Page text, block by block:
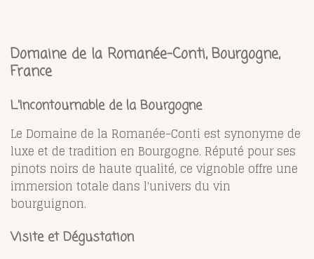
Domaine de la Romanée-Conti, Bourgogne,
France
L'Incontournable de la Bourgogne
Le Domaine de la Romanée-Conti est synonyme de
luxe et de tradition en Bourgogne. Réputé pour ses
pinots noirs de haute qualité, ce vignoble offre une
immersion totale dans l'univers du vin
bourguignon.
Visite et Dégustation